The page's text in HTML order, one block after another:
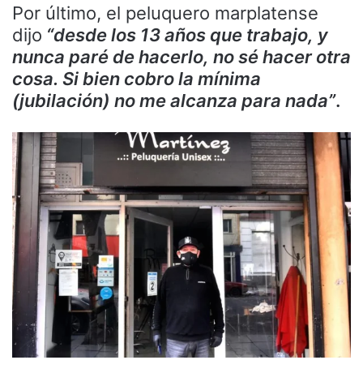
Por último, el peluquero marplatense
dijo “desde los 13 años que trabajo, y
nunca paré de hacerlo, no sé hacer otra
cosa. Si bien cobro la mínima
(jubilación) no me alcanza para nada”.